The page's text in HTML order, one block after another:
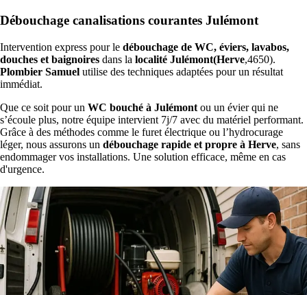
Débouchage canalisations courantes Julémont
Intervention express pour le débouchage de WC, éviers, lavabos,
douches et baignoires dans la localité Julémont(Herve,4650).
Plombier Samuel utilise des techniques adaptées pour un résultat
immédiat.
Que ce soit pour un WC bouché à Julémont ou un évier qui ne
s’écoule plus, notre équipe intervient 7j/7 avec du matériel performant.
Grâce à des méthodes comme le furet électrique ou l’hydrocurage
léger, nous assurons un débouchage rapide et propre à Herve, sans
endommager vos installations. Une solution efficace, même en cas
d'urgence.